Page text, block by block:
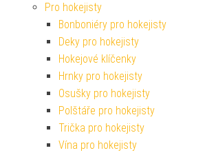
Pro hokejisty
Bonboniéry pro hokejisty
Deky pro hokejisty
Hokejové klíčenky
Hrnky pro hokejisty
Osušky pro hokejisty
Polštáře pro hokejisty
Trička pro hokejisty
Vína pro hokejisty